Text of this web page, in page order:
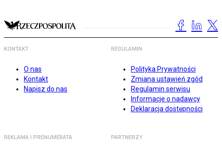
KONTAKT
O nas
Kontakt
Napisz do nas
REGULAMIN
Polityka Prywatności
Zmiana ustawień zgód
Regulamin serwisu
Informacje o nadawcy
Deklaracja dostępności
REKLAMA I PRENUMERATA PARTNERZY